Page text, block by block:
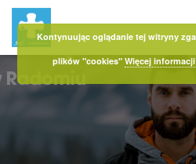
Kontynuując oglądanie tej witryny
plików "cookies"Więcej informacji